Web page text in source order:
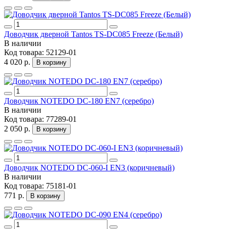
Доводчик дверной Tantos TS-DC085 Freeze (Белый)
В наличии
Код товара: 52129-01
4 020 р.
В корзину
Доводчик NOTEDO DC-180 EN7 (серебро)
В наличии
Код товара: 77289-01
2 050 р.
В корзину
Доводчик NOTEDO DC-060-I EN3 (коричневый)
В наличии
Код товара: 75181-01
771 р.
В корзину